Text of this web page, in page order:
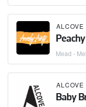
ALCOVE
Mead -
ALCOVE
Baby